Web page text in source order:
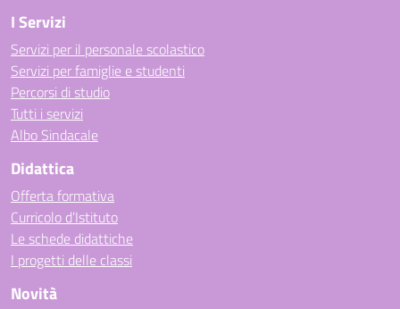
I Servizi
Servizi per il personale scolastico
Servizi per famiglie e studenti
Percorsi di studio
Tutti i servizi
Albo Sindacale
Didattica
Offerta formativa
Curricolo d’Istituto
Le schede didattiche
I progetti delle classi
Novità